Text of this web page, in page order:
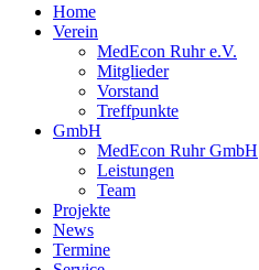
Home
Verein
MedEcon Ruhr e.V.
Mitglieder
Vorstand
Treffpunkte
GmbH
MedEcon Ruhr GmbH
Leistungen
Team
Projekte
News
Termine